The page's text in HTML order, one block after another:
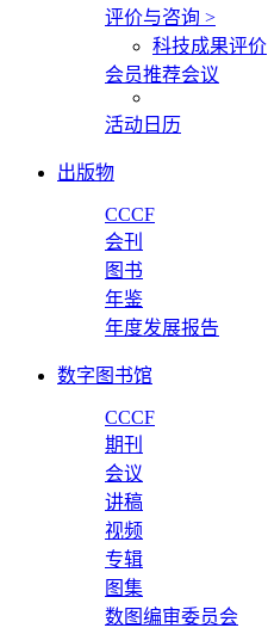
评价与咨询 >
科技成果评价
会员推荐会议
活动日历
出版物
CCCF
会刊
图书
年鉴
年度发展报告
数字图书馆
CCCF
期刊
会议
讲稿
视频
专辑
图集
数图编审委员会